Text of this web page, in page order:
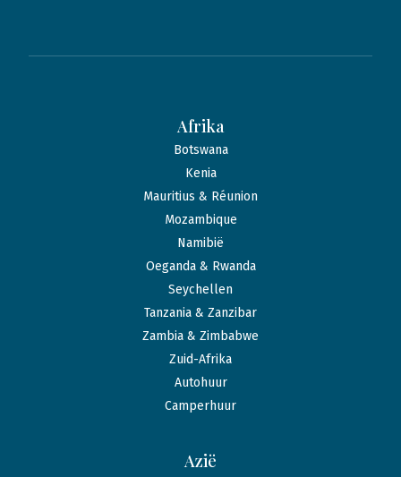
Afrika
Botswana
Kenia
Mauritius & Réunion
Mozambique
Namibië
Oeganda & Rwanda
Seychellen
Tanzania & Zanzibar
Zambia & Zimbabwe
Zuid-Afrika
Autohuur
Camperhuur
Azië